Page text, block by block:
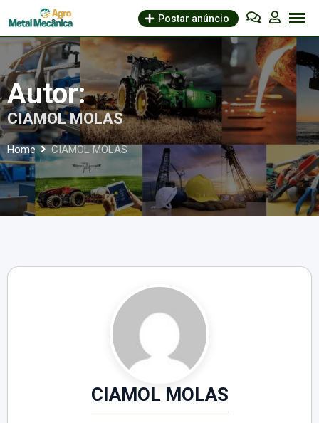
to
content
Postar anúncio
Autor:
CIAMOL MOLAS
Home CIAMOL MOLAS
CIAMOL MOLAS